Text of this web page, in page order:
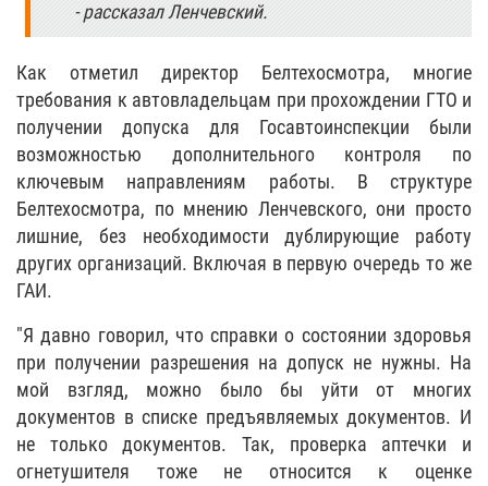
- рассказал Ленчевский.
Как отметил директор Белтехосмотра, многие
требования к автовладельцам при прохождении ГТО и
получении допуска для Госавтоинспекции были
возможностью дополнительного контроля по
ключевым направлениям работы. В структуре
Белтехосмотра, по мнению Ленчевского, они просто
лишние, без необходимости дублирующие работу
других организаций. Включая в первую очередь то же
ГАИ.
"Я давно говорил, что справки о состоянии здоровья
при получении разрешения на допуск не нужны. На
мой взгляд, можно было бы уйти от многих
документов в списке предъявляемых документов. И
не только документов. Так, проверка аптечки и
огнетушителя тоже не относится к оценке